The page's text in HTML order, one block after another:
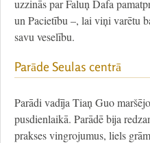
uzzinās par Faluņ Dafa
un Pacietību –, lai viņi varētu
savu veselību.
Parāde Seulas centrā
Parādi vadīja Tiaņ Guo
pusdienlaikā. Parādē bija
prakses vingrojumus, liels